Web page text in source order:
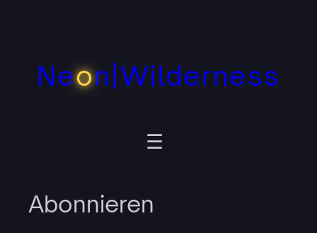
Neon|Wilderness
Abonnieren